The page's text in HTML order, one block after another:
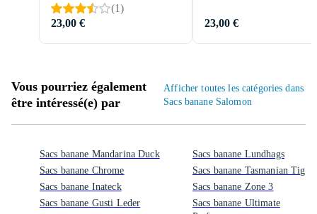
(1)
23,00 €
23,00 €
Vous pourriez également
être intéressé(e) par
Afficher toutes les catégories dans
Sacs banane Salomon
Sacs banane Mandarina Duck
Sacs banane Chrome
Sacs banane Inateck
Sacs banane Gusti Leder
Sacs banane Lundhags
Sacs banane Tasmanian Tiger
Sacs banane Zone 3
Sacs banane Ultimate